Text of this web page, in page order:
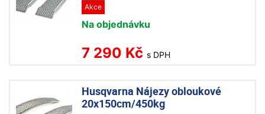
Akce
Na objednávku
7 290 Kč s DPH
Husqvarna Nájezy obloukové
20x150cm/450kg